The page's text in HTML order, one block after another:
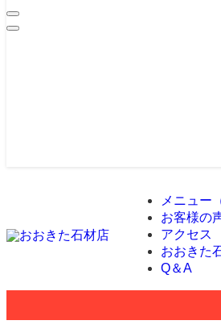
メニュー
お客様の
アクセス
おおきた
Q＆A